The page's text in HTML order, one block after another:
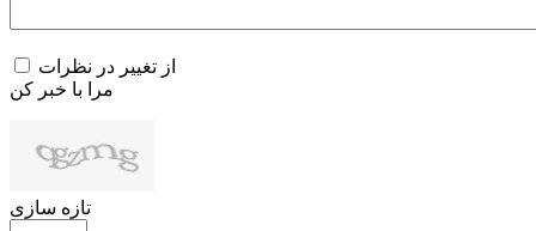
از تغییر در نظرات
مرا با خبر کن
تازه سازی